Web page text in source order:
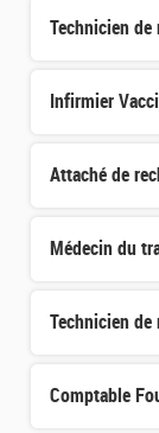
Technicien
Infirmier
Attaché de
Médecin du
Technicien
Comptable